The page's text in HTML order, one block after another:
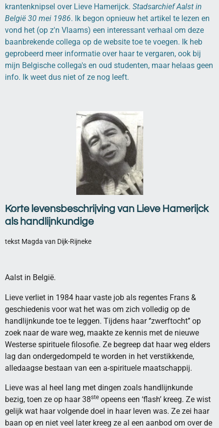
krantenknipsel over Lieve Hamerijck. Stadsarchief Aalst in
België 30 mei 1986. Ik begon opnieuw het artikel te lezen en
vond het (op z'n Vlaams) een interessant verhaal om deze
baanbrekende collega op de website toe te voegen. Ik heb
geprobeerd meer informatie over haar te vergaren, ook bij
mijn Belgische collega's en oud studenten, maar helaas geen
info. Ik weet dus niet of ze nog leeft.
Korte levensbeschrijving van Lieve Hamerijck
als handlijnkundige
tekst Magda van Dijk-Rijneke
Aalst in België.
Lieve verliet in 1984 haar vaste job als regentes Frans &
geschiedenis voor wat het was om zich volledig op de
handlijnkunde toe te leggen. Tijdens haar ‘’zwerftocht’’ op
zoek naar de ware weg, maakte ze kennis met de nieuwe
Westerse spirituele filosofie. Ze begreep dat haar weg elders
lag dan ondergedompeld te worden in het verstikkende,
alledaagse bestaan van een a-spirituele maatschappij.
Lieve was al heel lang met dingen zoals handlijnkunde
bezig, toen ze op haar 38ste opeens een ‘flash’ kreeg. Ze wist
gelijk wat haar volgende doel in haar leven was. Ze zei haar
baan op en niet veel later kreeg ze al een aanbod om over de